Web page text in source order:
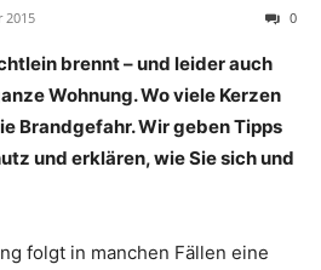
2015 0
brennt – und leider auch
Wohnung. Wo viele Kerzen
Brandgefahr. Wir geben Tipps
und erklären, wie Sie sich und
folgt in manchen Fällen eine